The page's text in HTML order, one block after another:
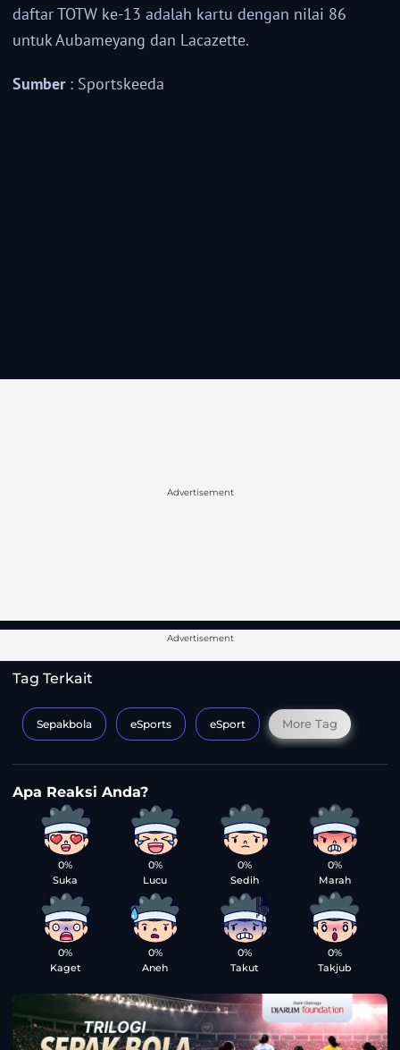
daftar TOTW ke-13 adalah kartu dengan nilai 86
untuk Aubameyang dan Lacazette.
Sumber: Sportskeeda
Advertisement
Advertisement
Tag Terkait
Sepakbola eSports eSport More Tag
0%
Suka
0%
Lucu
0%
Sedih
0%
Marah
0%
Kaget
0%
Aneh
0%
Takut
0%
Takjub